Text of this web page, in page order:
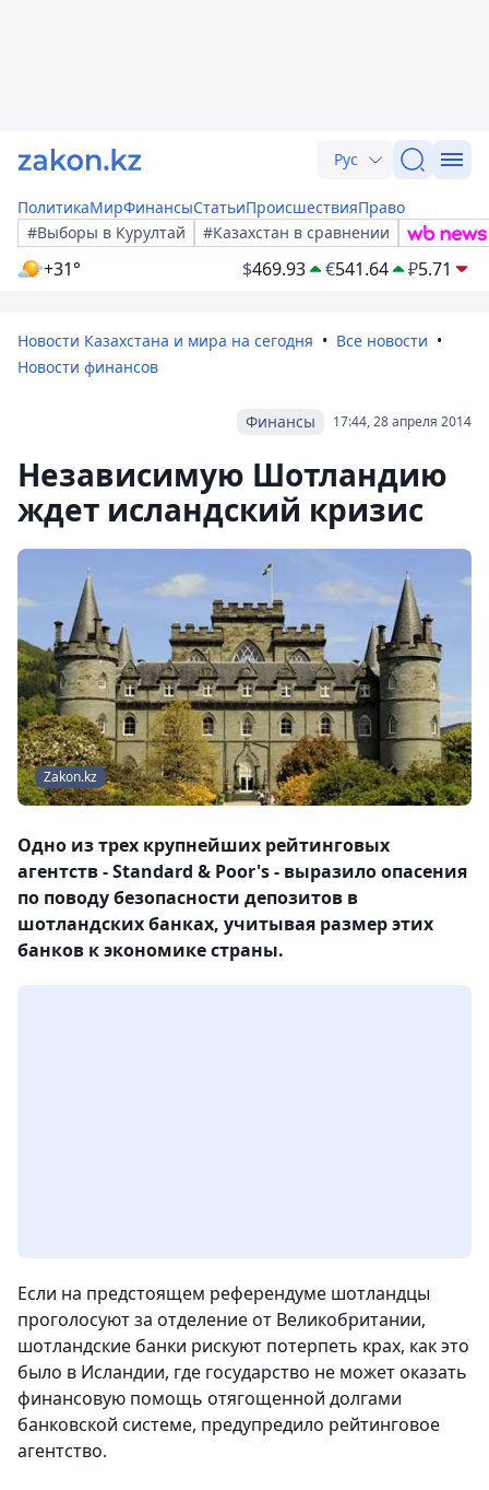
Рус
ПолитикаМирФинансыСтатьиПроисшествияПраво
#Выборы в Курултай
#Казахстан в сравнении
+31° $469.93 €541.64 ₽5.71
Новости Казахстана и мира на сегодня
Все новости
Новости финансов
17:44, 28 апреля 2014
Финансы
Независимую Шотландию
ждет исландский кризис
Zakon.kz
Одно из трех крупнейших рейтинговых
агентств - Standard & Poor's - выразило опасения
по поводу безопасности депозитов в
шотландских банках, учитывая размер этих
банков к экономике страны.
Если на предстоящем референдуме шотландцы
проголосуют за отделение от Великобритании,
шотландские банки рискуют потерпеть крах, как это
было в Исландии, где государство не может оказать
финансовую помощь отягощенной долгами
банковской системе, предупредило рейтинговое
агентство.